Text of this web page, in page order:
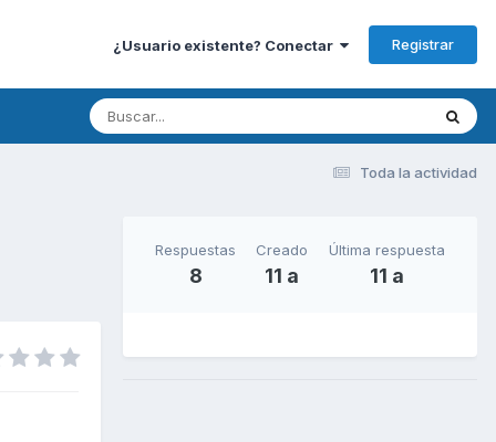
¿Usuario existente? Conectar Registrar
Toda la actividad
Respuestas
8
Creado
11 a
Última respuesta
11 a